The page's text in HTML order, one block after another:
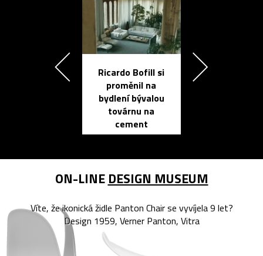
Ricardo Bofill si
proměnil na
bydlení bývalou
továrnu na
cement
ON-LINE DESIGN MUSEUM
Víte, že ikonická židle Panton Chair se vyvíjela 9 let?
Design 1959, Verner Panton, Vitra